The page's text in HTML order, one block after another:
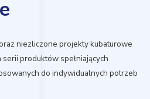
niezliczone projekty kubaturowe
produktów spełniających
do indywidualnych potrzeb